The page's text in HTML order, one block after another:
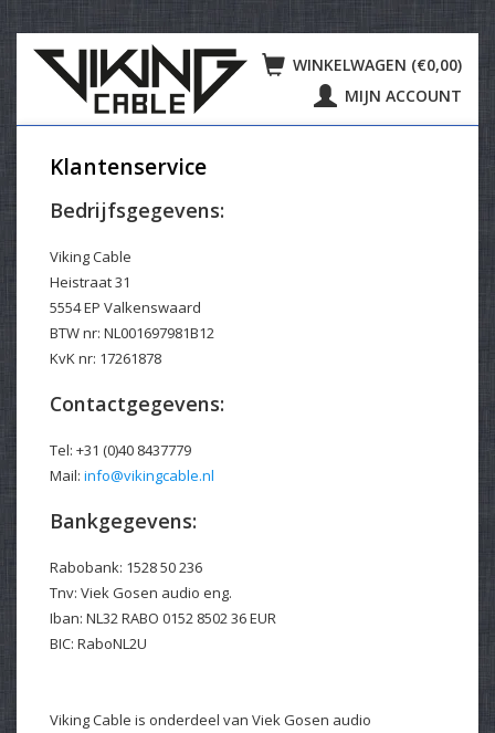
WINKELWAGEN (€0,00)
MIJN ACCOUNT
Klantenservice
Bedrijfsgegevens:
Viking Cable
Heistraat 31
5554 EP Valkenswaard
BTW nr: NL001697981B12
KvK nr: 17261878
Contactgegevens:
Tel: +31 (0)40 8437779
Mail: info@vikingcable.nl
Bankgegevens:
Rabobank: 1528 50 236
Tnv: Viek Gosen audio eng.
Iban: NL32 RABO 0152 8502 36 EUR
BIC: RaboNL2U
Viking Cable is onderdeel van Viek Gosen audio